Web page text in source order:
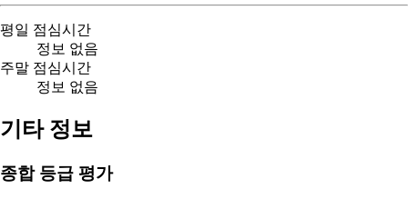
평일 점심시간
정보 없음
주말 점심시간
정보 없음
기타 정보
종합 등급 평가